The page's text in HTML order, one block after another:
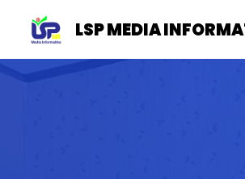
LSP MEDIA